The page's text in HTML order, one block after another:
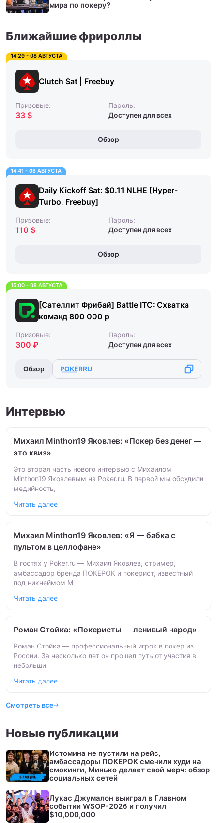
мира по покеру?
Ближайшие фрироллы
14:29 - 08 АВГУСТА
Clutch Sat | Freebuy
Призовые:
33 $
Пароль:
Доступен для всех
Обзор
14:41 - 08 АВГУСТА
Daily Kickoff Sat: $0.11 NLHE [Hyper-
Turbo, Freebuy]
Призовые:
110 $
Пароль:
Доступен для всех
Обзор
15:00 - 08 АВГУСТА
[Сателлит Фрибай] Battle ITC: Схватка
команд 800 000 р
Призовые:
300 ₽
Пароль:
Доступен для всех
Обзор POKERRU
Интервью
Михаил Minthon19 Яковлев: «Покер без денег —
это квиз»
Это вторая часть нового интервью с Михаилом
Minthon19 Яковлевым на Poker.ru. В первой мы обсудили
медийность,
Читать далее
Михаил Minthon19 Яковлев: «Я — бабка с
пультом в целлофане»
В гостях у Poker.ru — Михаил Яковлев, стример,
амбассадор бренда ПОКЕРОК и покерист, известный
под никнеймом M
Читать далее
Роман Стойка: «Покеристы — ленивый народ»
Роман Стойка — профессиональный игрок в покер из
России. За несколько лет он прошел путь от участия в
небольши
Читать далее
Смотреть все
Новые публикации
Истомина не пустили на рейс,
амбассадоры ПОКЕРОК сменили худи на
смокинги, Минько делает свой мерч: обзор
социальных сетей
Лукас Джумалон выиграл в Главном
событии WSOP-2026 и получил
$10,000,000